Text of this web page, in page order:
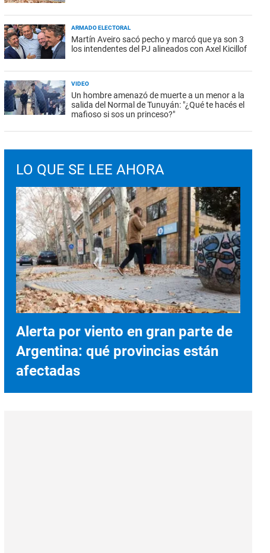
ARMADO ELECTORAL
Martín Aveiro sacó pecho y marcó que ya son 3
los intendentes del PJ alineados con Axel Kicillof
VIDEO
Un hombre amenazó de muerte a un menor a la
salida del Normal de Tunuyán: "¿Qué te hacés el
mafioso si sos un princeso?"
LO QUE SE LEE AHORA
Alerta por viento en gran parte de
Argentina: qué provincias están
afectadas